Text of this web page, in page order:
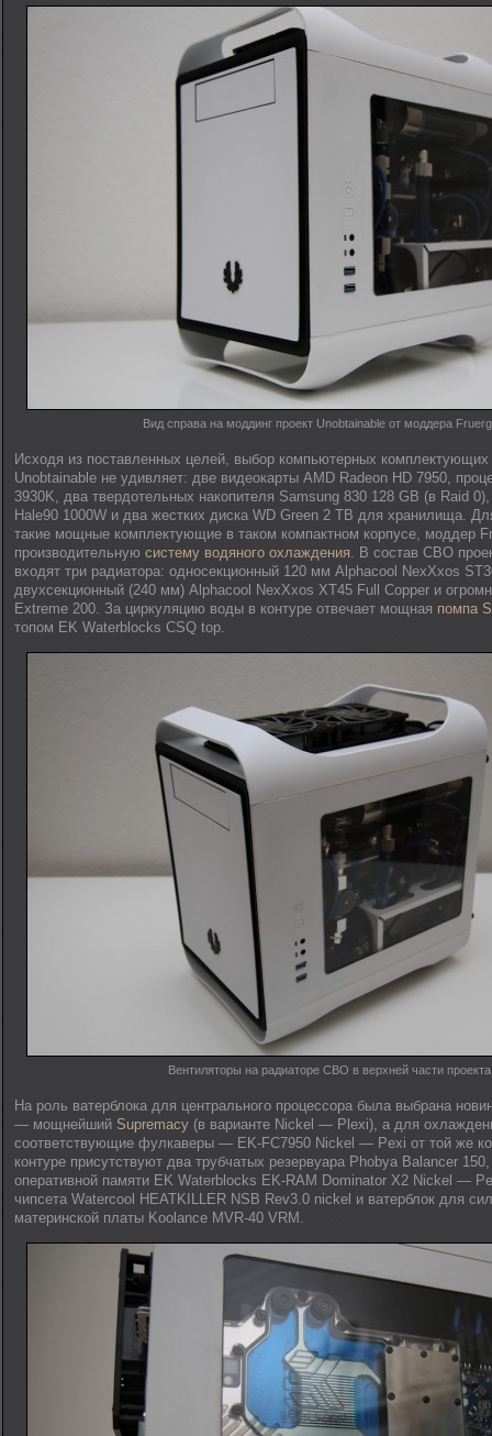
Вид справа на моддинг проект Unobtainable от моддера
Исходя из поставленных целей, выбор компьютерных комплектующих
Unobtainable не удивляет: две видеокарты AMD Radeon HD 7950,
3930K, два твердотельных накопителя Samsung 830 128 GB (в Raid
Hale90 1000W и два жестких диска WD Green 2 TB для хранилища.
такие мощные комплектующие в таком компактном корпусе, моддер
производительную систему водяного охлаждения. В состав СВО
входят три радиатора: односекционный 120 мм Alphacool NexXxos
двухсекционный (240 мм) Alphacool NexXxos XT45 Full Copper и
Extreme 200. За циркуляцию воды в контуре отвечает мощная помпа
топом EK Waterblocks CSQ top.
Вентиляторы на радиаторе СВО в верхней части проекта
На роль ватерблока для центрального процессора была выбрана
— мощнейший Supremacy (в варианте Nickel — Plexi), а для
соответствующие фулкаверы — EK-FC7950 Nickel — Pexi от той же
контуре присутствуют два трубчатых резервуара Phobya Balancer
оперативной памяти EK Waterblocks EK-RAM Dominator X2 Nickel —
чипсета Watercool HEATKILLER NSB Rev3.0 nickel и ватерблок для
материнской платы Koolance MVR-40 VRM.